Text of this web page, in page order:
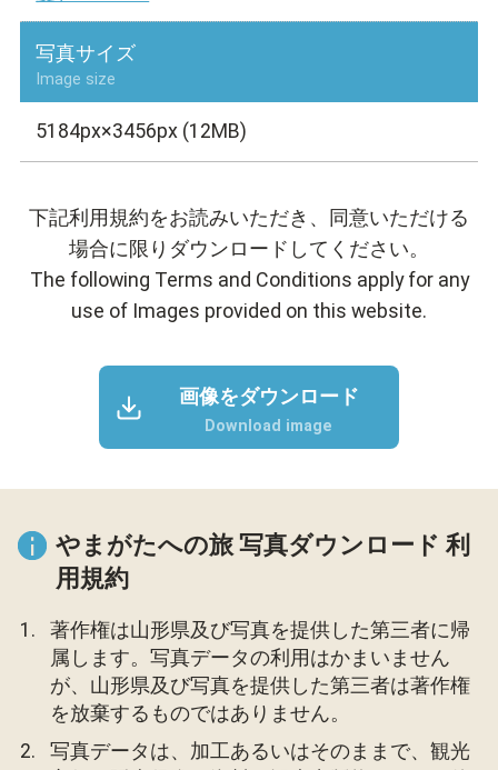
写真サイズ
Image size
5184px×3456px (12MB)
下記利用規約をお読みいただき、同意いただける
場合に限りダウンロードしてください。
The following Terms and Conditions apply for any
use of Images provided on this website.
画像をダウンロード
Download image
やまがたへの旅 写真ダウンロード 利
用規約
著作権は山形県及び写真を提供した第三者に帰
属します。写真データの利用はかまいません
が、山形県及び写真を提供した第三者は著作権
を放棄するものではありません。
写真データは、加工あるいはそのままで、観光